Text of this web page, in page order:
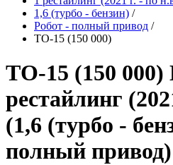
1,6 (турбо - бензин) /
Робот - полный привод /
ТО-15 (150 000)
ТО-15 (150 000)
рестайлинг
(1,6 (турбо -
полный привод)